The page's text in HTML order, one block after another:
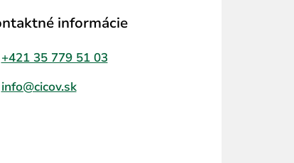
informácie
+421 35 779 51 03
info@cicov.sk